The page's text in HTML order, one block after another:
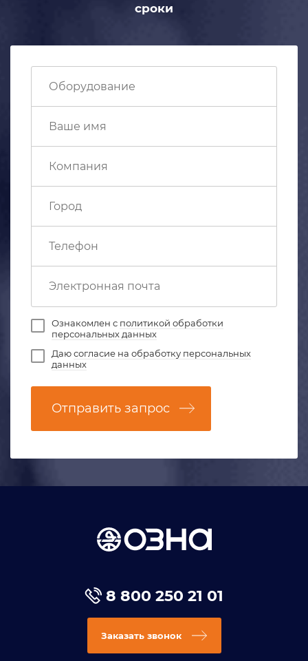
сроки
Ознакомлен с политикой обработки
персональных данных
Даюсогласие на обработку персональных
данных
Отправить запрос
8 800 250 21 01
Заказать звонок